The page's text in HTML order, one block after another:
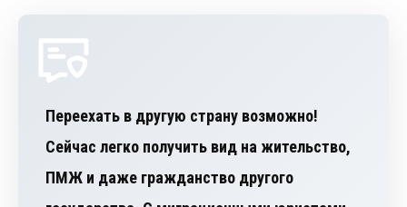
Переехать в другую страну возможно!
Сейчас легко получить вид на жительство,
ПМЖ и даже гражданство другого